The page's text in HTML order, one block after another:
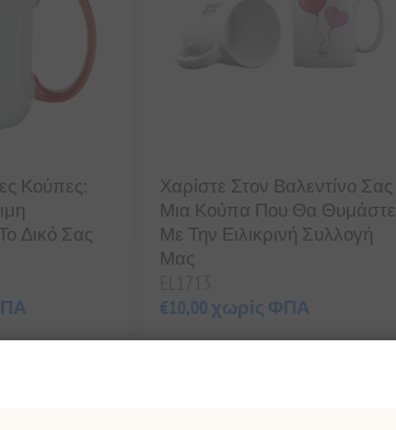
Κούπες:
Δικό Σας
Χαρίστε Στον Βαλεντίνο Σας
Μια Κούπα Που Θα Θυμάστε
Με Την Ειλικρινή Συλλογή
Μας
€10,00 χωρίς ΦΠΑ